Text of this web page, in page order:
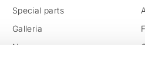
Special parts
Galleria
News